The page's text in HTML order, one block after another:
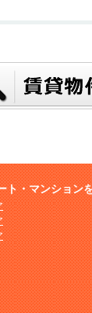
ト・マンション